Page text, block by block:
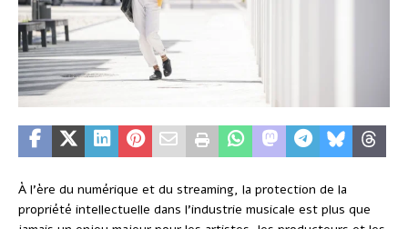
À l’ère du numérique et du streaming, la protection de la
propriété intellectuelle dans l’industrie musicale est plus que